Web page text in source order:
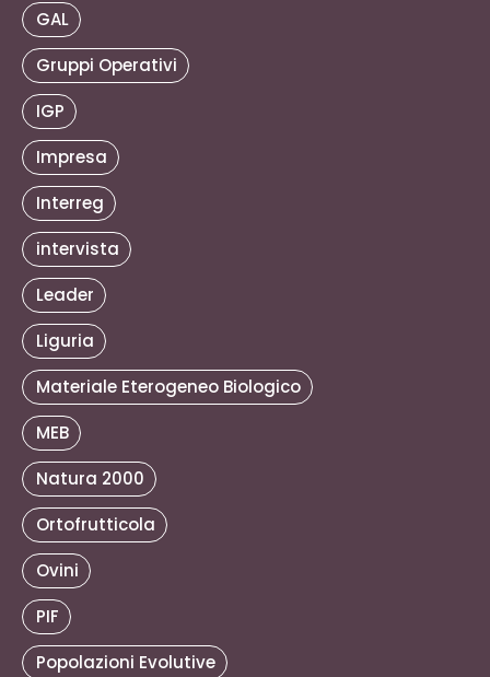
GAL
Gruppi Operativi
IGP
Impresa
Interreg
intervista
Leader
Liguria
Materiale Eterogeneo Biologico
MEB
Natura 2000
Ortofrutticola
Ovini
PIF
Popolazioni Evolutive